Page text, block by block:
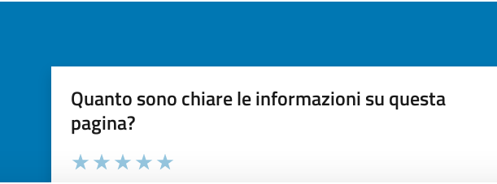
Quanto sono chiare le informazioni su questa
pagina?
Valuta la chiarezza delle informazioni (da 1 a 5 stelle)
Seleziona il numero di stelle per valutare la chiarezza delle informazioni